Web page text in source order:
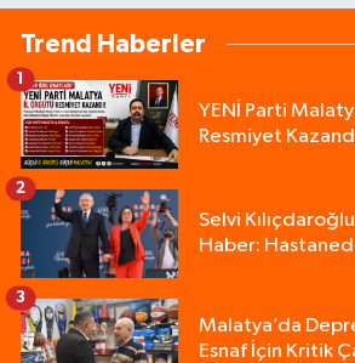
Trend Haberler
YENİ Parti
Resmiyet
1
Selvi
Haber:
2
Malatya’da
Esnaf İçin Kritik
3